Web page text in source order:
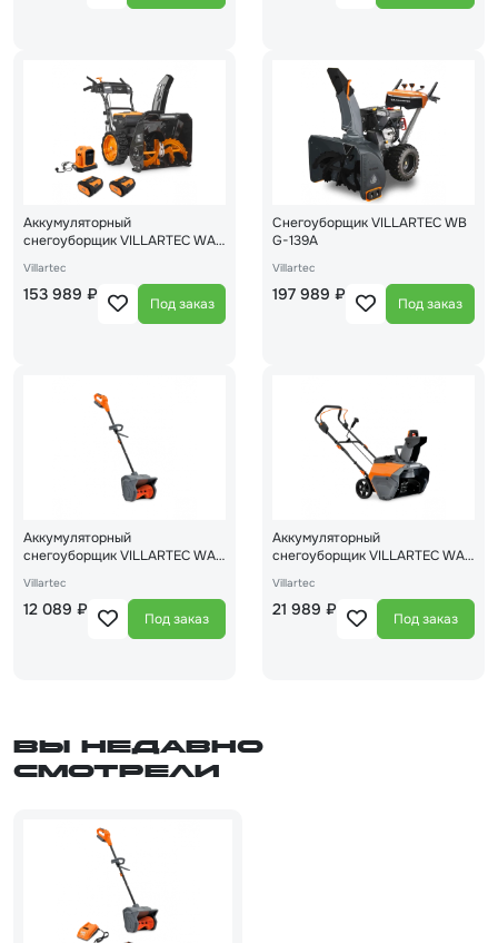
Аккумуляторный
снегоуборщик VILLARTEC WA
Villartec
153 989 ₽ Под заказ
Снегоуборщик VILLARTEC WB
G-139A
Villartec
197 989 ₽ Под заказ
Аккумуляторный
снегоуборщик VILLARTEC WA
Villartec
12 089 ₽ Под заказ
Аккумуляторный
снегоуборщик VILLARTEC WA
Villartec
21 989 ₽ Под заказ
Вы недавно
смотрели